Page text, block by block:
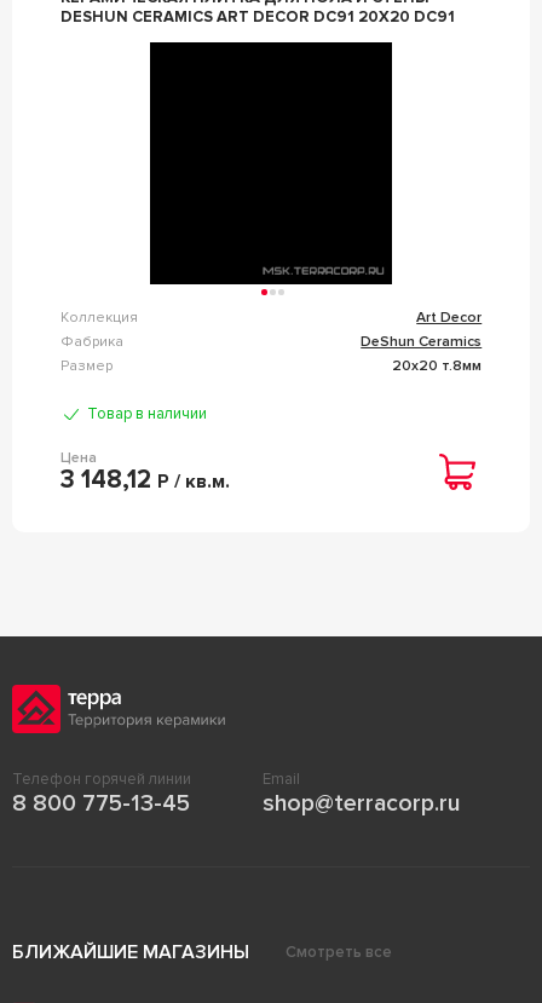
DESHUN CERAMICS ART DECOR DC91 20X20 DC91
Коллекция
Art Decor
Фабрика
DeShun Ceramics
Размер
20x20 т.8мм
Товар в наличии
Цена
3 148,12 Р / кв.м.
Телефон горячей линии
8 800 775-13-45
Email
shop@terracorp.ru
БЛИЖАЙШИЕ МАГАЗИНЫ Смотреть все